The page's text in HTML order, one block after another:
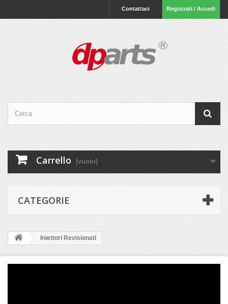
Registrati / Accedi
Contattaci
Carrello (vuoto)
CATEGORIE
Iniettori Revisionati